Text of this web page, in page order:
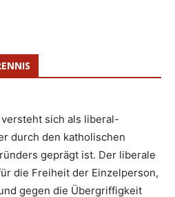
sich als liberal-
durch den katholischen
geprägt ist. Der liberale
die Freiheit der Einzelperson,
gegen die Übergriffigkeit